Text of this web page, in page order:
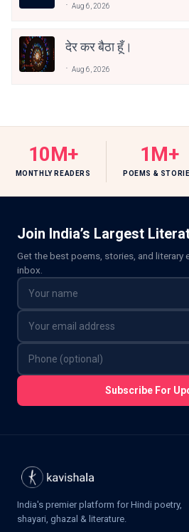
Aug 6, 2026
देर कर बैठा हूँ।
Aug 6, 2026
10M+
MONTHLY READERS
1M+
POEMS &
Join India’s Largest
Get the best poems, stories, and literary
inbox.
Subscribe For
India's premier platform for Hindi poetry,
shayari, ghazal & literature.